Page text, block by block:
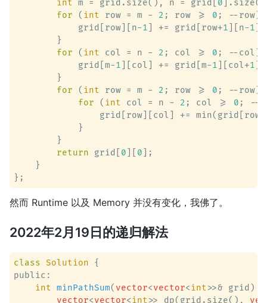
int m = grid.size(), n = grid[ 0
for ( int row = m - 2 ; row >= 0 ; --row)
            grid[row][n
-1 ] += grid[row+1 ][n-1
        }
for ( int col = n - 2 ; col >= 0 ; --col)
            grid[m
-1 ][col] += grid[m-1 ][col+1
        }
for ( int row = m - 2 ; row >= 0 ; --row)
for ( int col = n - 2 ; col >= 0 ; --
grid[row][col] +=
            }
        }
return grid[ 0 0 ];
    }
然而 Runtime 以及 Memory 并没有变化，我佛了。
2022年2月19日的递归解法
class Solution {
public:
int minPathSum( vector<vector<int>>& grid)
vector<vector<int>> dp(grid.size(),